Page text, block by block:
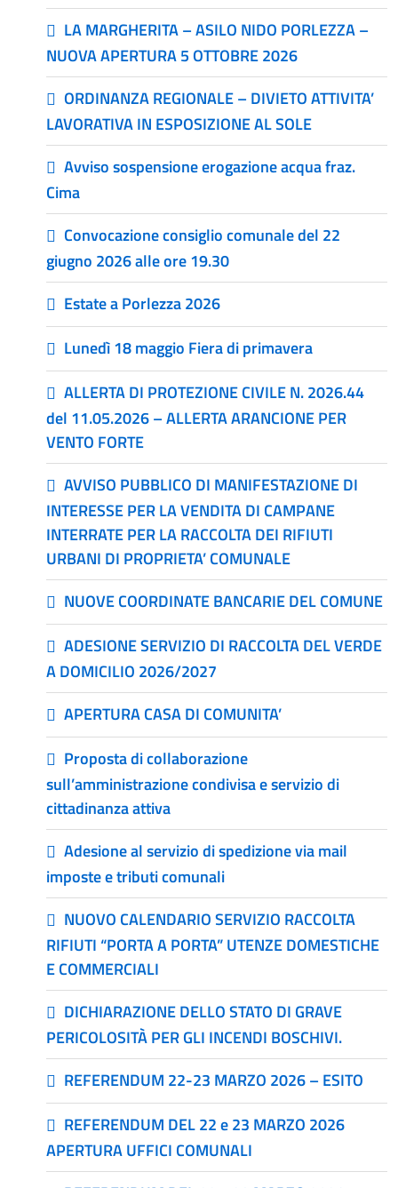
LA MARGHERITA – ASILO NIDO PORLEZZA –
NUOVA APERTURA 5 OTTOBRE 2026
ORDINANZA REGIONALE – DIVIETO ATTIVITA’
LAVORATIVA IN ESPOSIZIONE AL SOLE
Avviso sospensione erogazione acqua fraz.
Cima
Convocazione consiglio comunale del 22
giugno 2026 alle ore 19.30
Estate a Porlezza 2026
Lunedì 18 maggio Fiera di primavera
ALLERTA DI PROTEZIONE CIVILE N. 2026.44
del 11.05.2026 – ALLERTA ARANCIONE PER
VENTO FORTE
AVVISO PUBBLICO DI MANIFESTAZIONE DI
INTERESSE PER LA VENDITA DI CAMPANE
INTERRATE PER LA RACCOLTA DEI RIFIUTI
URBANI DI PROPRIETA’ COMUNALE
NUOVE COORDINATE BANCARIE DEL COMUNE
ADESIONE SERVIZIO DI RACCOLTA DEL VERDE
A DOMICILIO 2026/2027
APERTURA CASA DI COMUNITA’
Proposta di collaborazione
sull’amministrazione condivisa e servizio di
cittadinanza attiva
Adesione al servizio di spedizione via mail
imposte e tributi comunali
NUOVO CALENDARIO SERVIZIO RACCOLTA
RIFIUTI “PORTA A PORTA” UTENZE DOMESTICHE
E COMMERCIALI
DICHIARAZIONE DELLO STATO DI GRAVE
PERICOLOSITÀ PER GLI INCENDI BOSCHIVI.
REFERENDUM 22-23 MARZO 2026 – ESITO
REFERENDUM DEL 22 e 23 MARZO 2026
APERTURA UFFICI COMUNALI